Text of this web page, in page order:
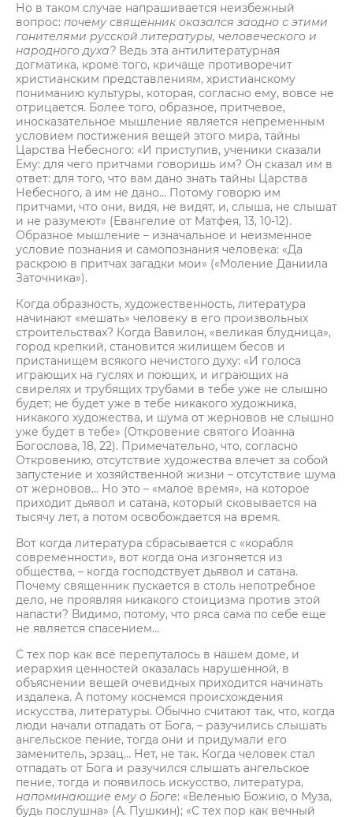
Но в таком случае напрашивается неизбежный
вопрос: почему священник оказался заодно с этими
гонителями русской литературы, человеческого и
народного духа? Ведь эта антилитературная
догматика, кроме того, кричаще противоречит
христианским представлениям, христианскому
пониманию культуры, которая, согласно ему, вовсе не
отрицается. Более того, образное, притчевое,
иносказательное мышление является непременным
условием постижения вещей этого мира, тайны
Царства Небесного: «И приступив, ученики сказали
Ему: для чего притчами говоришь им? Он сказал им в
ответ: для того, что вам дано знать тайны Царства
Небесного, а им не дано… Потому говорю им
притчами, что они, видя, не видят, и, слыша, не слышат
и не разумеют» (Евангелие от Матфея, 13, 10-12).
Образное мышление – изначальное и неизменное
условие познания и самопознания человека: «Да
раскрою в притчах загадки мои» («Моление Даниила
Заточника»).
Когда образность, художественность, литература
начинают «мешать» человеку в его произвольных
строительствах? Когда Вавилон, «великая блудница»,
город крепкий, становится жилищем бесов и
пристанищем всякого нечистого духу: «И голоса
играющих на гуслях и поющих, и играющих на
свирелях и трубящих трубами в тебе уже не слышно
будет; не будет уже в тебе никакого художника,
никакого художества, и шума от жерновов не слышно
уже будет в тебе» (Откровение святого Иоанна
Богослова, 18, 22). Примечательно, что, согласно
Откровению, отсутствие художества влечет за собой
запустение и хозяйственной жизни – отсутствие шума
от жерновов… Но это – «малое время», на которое
приходит дьявол и сатана, который сковывается на
тысячу лет, а потом освобождается на время.
Вот когда литература сбрасывается с «корабля
современности», вот когда она изгоняется из
общества, – когда господствует дьявол и сатана.
Почему священник пускается в столь непотребное
дело, не проявляя никакого стоицизма против этой
напасти? Видимо, потому, что ряса сама по себе еще
не является спасением…
С тех пор как всё перепуталось в нашем доме, и
иерархия ценностей оказалась нарушенной, в
объяснении вещей очевидных приходится начинать
издалека. А потому коснемся происхождения
искусства, литературы. Обычно считают так, что, когда
люди начали отпадать от Бога, – разучились слышать
ангельское пение, тогда они и придумали его
заменитель, эрзац… Нет, не так. Когда человек стал
отпадать от Бога и разучился слышать ангельское
пение, тогда и появилось искусство, литература,
напоминающие ему о Боге: «Веленью Божию, о Муза,
будь послушна» (А. Пушкин); «С тех пор как вечный